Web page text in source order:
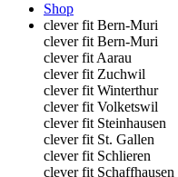
Shop
clever fit Bern-Muri
clever fit Bern-Muri
clever fit Aarau
clever fit Zuchwil
clever fit Winterthur
clever fit Volketswil
clever fit Steinhausen
clever fit St. Gallen
clever fit Schlieren
clever fit Schaffhausen